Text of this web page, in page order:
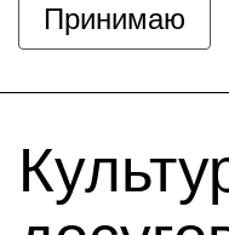
Принимаю